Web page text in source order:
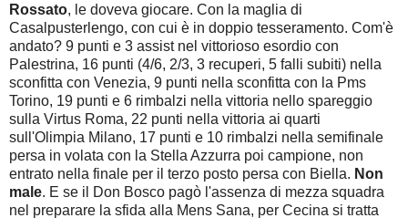
Rossato, le doveva giocare. Con la maglia di
Casalpusterlengo, con cui è in doppio tesseramento. Com'è
andato? 9 punti e 3 assist nel vittorioso esordio con
Palestrina, 16 punti (4/6, 2/3, 3 recuperi, 5 falli subiti) nella
sconfitta con Venezia, 9 punti nella sconfitta con la Pms
Torino, 19 punti e 6 rimbalzi nella vittoria nello spareggio
sulla Virtus Roma, 22 punti nella vittoria ai quarti
sull'Olimpia Milano, 17 punti e 10 rimbalzi nella semifinale
persa in volata con la Stella Azzurra poi campione, non
entrato nella finale per il terzo posto persa con Biella. Non
male. E se il Don Bosco pagò l'assenza di mezza squadra
nel preparare la sfida alla Mens Sana, per Cecina si tratta